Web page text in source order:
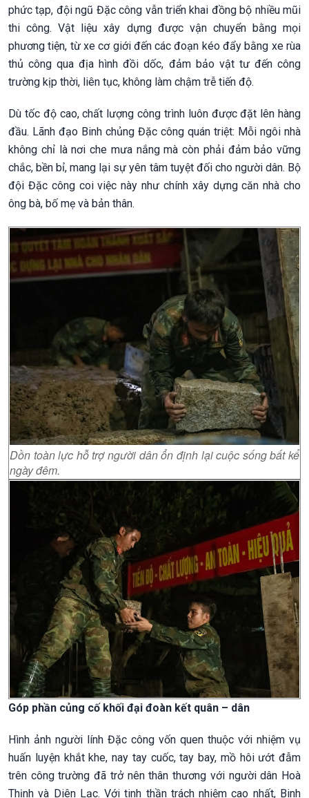
phức tạp, đội ngũ Đặc công vẫn triển khai đồng bộ nhiều mũi
thi công. Vật liệu xây dựng được vận chuyển bằng mọi
phương tiện, từ xe cơ giới đến các đoạn kéo đẩy bằng xe rùa
thủ công qua địa hình đồi dốc, đảm bảo vật tư đến công
trường kịp thời, liên tục, không làm chậm trễ tiến độ.
Dù tốc độ cao, chất lượng công trình luôn được đặt lên hàng
đầu. Lãnh đạo Binh chủng Đặc công quán triệt: Mỗi ngôi nhà
không chỉ là nơi che mưa nắng mà còn phải đảm bảo vững
chắc, bền bỉ, mang lại sự yên tâm tuyệt đối cho người dân. Bộ
đội Đặc công coi việc này như chính xây dựng căn nhà cho
ông bà, bố mẹ và bản thân.
Dồn toàn lực hỗ trợ người dân ổn định lại cuộc sống bất kể
ngày đêm.
Góp phần củng cố khối đại đoàn kết quân – dân
Hình ảnh người lính Đặc công vốn quen thuộc với nhiệm vụ
huấn luyện khắt khe, nay tay cuốc, tay bay, mồ hôi ướt đẫm
trên công trường đã trở nên thân thương với người dân Hoà
Thịnh và Diên Lạc. Với tinh thần trách nhiệm cao nhất, Binh